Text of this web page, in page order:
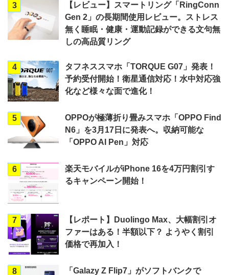
3
【レビュー】スマートリング「RingConn
Gen 2」の長期間使用レビュー。ストレス
無く睡眠・健康・運動記録ができる文句無
しの高品質リング
4
タフネススマホ「TORQUE G07」発表！
予約受付開始！衛星通信対応！水中対応強
化など様々な面で進化！
5
OPPOが極薄折り畳みスマホ「OPPO Find
N6」を3月17日に発表へ。収納可能な
「OPPO AI Pen」対応
6
楽天モバイルがiPhone 16を4万円割引す
るキャンペーン開始！
7
【レポート】Duolingo Max、大幅割引オ
ファーはある！半額以下？ ようやく割引
価格で再加入！
8
「Galazy Z Flip7」がソフトバンクで